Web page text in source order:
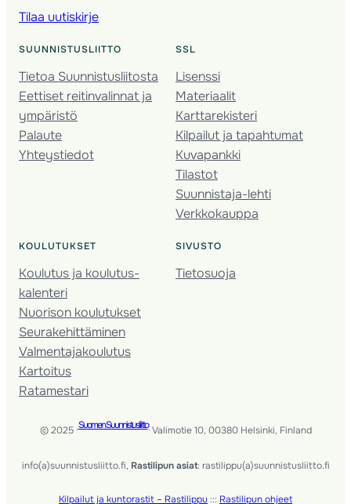
Tilaa uutiskirje
SUUNNISTUSLIITTO
Tietoa Suunnistusliitosta
Eettiset reitinvalinnat ja
ympäristö
Palaute
Yhteystiedot
SSL
Lisenssi
Materiaalit
Karttarekisteri
Kilpailut ja tapahtumat
Kuvapankki
Tilastot
Suunnistaja-lehti
Verkkokauppa
KOULUTUKSET
Koulutus ja koulutus­
kalenteri
Nuorison koulutukset
Seura­kehittäminen
Valmentaja­koulutus
Kartoitus
Ratamestari
SIVUSTO
Tietosuoja
© 2025 ·Suomen Suunnistusliitto· Valimotie 10, 00380 Helsinki, Finland
info(a)suunnistusliitto.fi, Rastilipun asiat: rastilippu(a)suunnistusliitto.fi
Kilpailut ja kuntorastit – Rastilippu ::: Rastilipun ohjeet